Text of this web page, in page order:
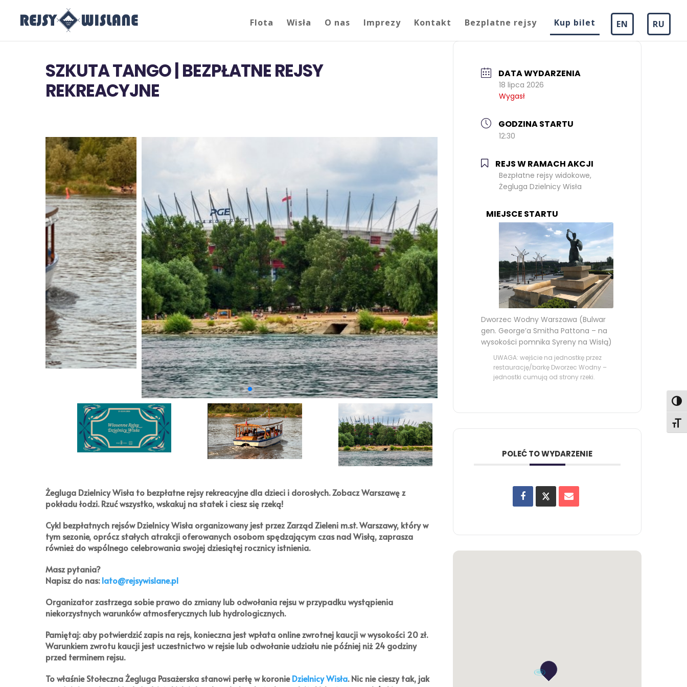
EN RU
Flota Wisła O nas Imprezy Kontakt Bezplatne rejsy Kup bilet
SZKUTA TANGO | BEZPŁATNE REJSY
REKREACYJNE
Żegluga Dzielnicy Wisła to bezpłatne rejsy rekreacyjne dla dzieci i dorosłych. Zobacz Warszawę z
pokładu łodzi. Rzuć wszystko, wskakuj na statek i ciesz się rzeką!
Cykl bezpłatnych rejsówDzielnicy Wisła organizowany jest przezZarząd Zieleni m.st. Warszawy, który w
tym sezonie, oprócz stałych atrakcji oferowanych osobom spędzającym czas nad Wisłą, zaprasza
również do wspólnego celebrowania swojej dziesiątej rocznicy istnienia.
Masz pytania?
Napisz do nas:lato@rejsywislane.pl
Organizator zastrzega sobie prawo do zmiany lub odwołania rejsu w przypadku wystąpienia
niekorzystnych warunków atmosferycznych lub hydrologicznych.
Pamiętaj:aby potwierdzić zapis na rejs, konieczna jest wpłata online zwrotnej kaucji w wysokości 20 zł.
Warunkiem zwrotu kaucji jest uczestnictwo w rejsie lub odwołanie udziału nie później niż 24 godziny
przed terminem rejsu.
To właśnie Stołeczna Żegluga Pasażerska stanowi perłę w koronieDzielnicy Wisła. Nic nie cieszy tak, jak
DATA WYDARZENIA
18 lipca 2026
Wygasł
GODZINA STARTU
12:30
REJS W RAMACH AKCJI
Bezpłatne rejsy widokowe,
Żegluga Dzielnicy Wisła
MIEJSCE STARTU
Dworzec Wodny Warszawa (Bulwar
gen. George’a Smitha Pattona – na
wysokości pomnika Syreny na Wisłą)
UWAGA: wejście na jednostkę przez
restaurację/barkę Dworzec Wodny –
jednostki cumują od strony rzeki.
POLEĆ TO WYDARZENIE